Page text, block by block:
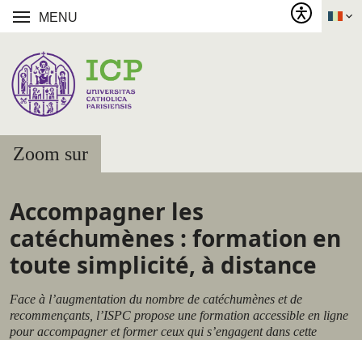
MENU
Zoom sur
Accompagner les
catéchumènes : formation en
toute simplicité, à distance
Face à l’augmentation du nombre de catéchumènes et de
recommençants, l’ISPC propose une formation accessible en ligne
pour accompagner et former ceux qui s’engagent dans cette